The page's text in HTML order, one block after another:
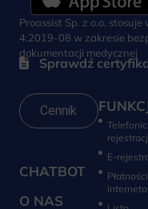
Proassist Sp. z o.o.
4:2019-08 w zakresie
dokumentacji medycznej
Sprawdź
Cennik
CHATBOT
O NAS
E-
Płatności